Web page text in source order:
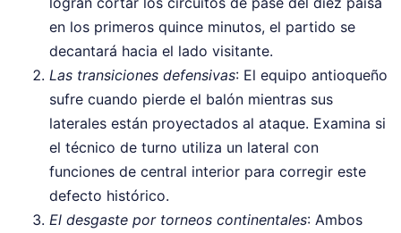
en los primeros quince minutos, el partido se
decantará hacia el lado visitante.
Las transiciones defensivas: El equipo antioqueño
sufre cuando pierde el balón mientras sus
laterales están proyectados al ataque. Examina si
el técnico de turno utiliza un lateral con
funciones de central interior para corregir este
defecto histórico.
El desgaste por torneos continentales: Ambos